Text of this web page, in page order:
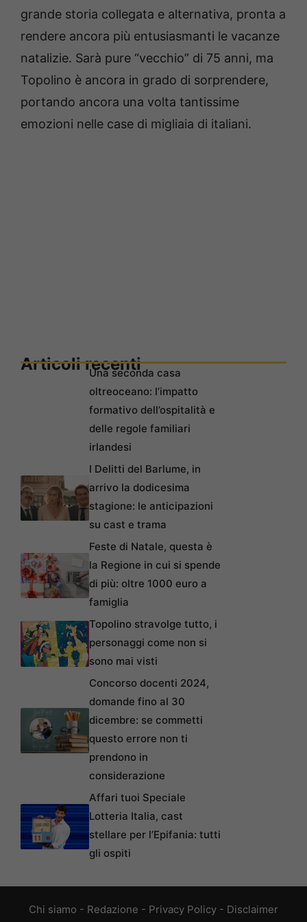
grande storia collegata e alternativa, pronta a
rendere ancora più entusiasmanti le vacanze
natalizie. Sarà pure “vecchio” di 75 anni, ma
Topolino è ancora in grado di sorprendere,
portando ancora una volta tantissime
emozioni nelle case di migliaia di italiani.
Articoli recenti
Una seconda casa
oltreoceano: l’impatto
formativo dell’ospitalità e
delle regole familiari
irlandesi
I Delitti del Barlume, in
arrivo la dodicesima
stagione: le anticipazioni
su cast e trama
Feste di Natale, questa è
la Regione in cui si spende
di più: oltre 1000 euro a
famiglia
Topolino stravolge tutto, i
personaggi come non si
sono mai visti
Concorso docenti 2024,
domande fino al 30
dicembre: se commetti
questo errore non ti
prendono in
considerazione
Affari tuoi Speciale
Lotteria Italia, cast
stellare per l’Epifania: tutti
gli ospiti
Chi siamo - Redazione - Privacy Policy - Disclaimer